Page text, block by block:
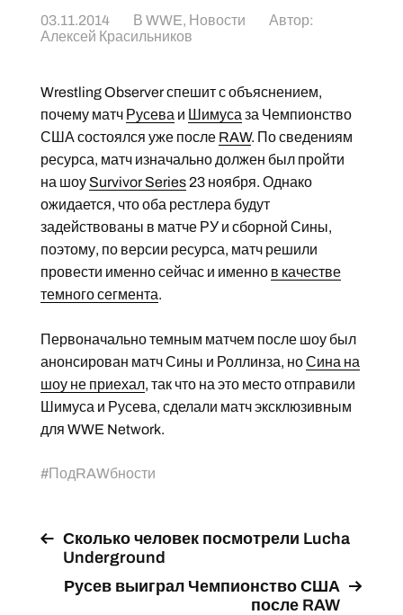
03.11.2014 В WWE, Новости
Автор:
Алексей Красильников
Wrestling Observer спешит с объяснением,
почему матч Русева и Шимуса за Чемпионство
США состоялся уже после RAW. По сведениям
ресурса, матч изначально должен был пройти
на шоу Survivor Series23 ноября. Однако
ожидается, что оба рестлера будут
задействованы в матче РУ и сборной Сины,
поэтому, по версии ресурса, матч решили
провести именно сейчас и именно в качестве
темного сегмента.
Первоначально темным матчем после шоу был
анонсирован матч Сины и Роллинза, ноСина на
шоу не приехал, так что на это место отправили
Шимуса и Русева, сделали матч эксклюзивным
для WWE Network.
#ПодRAWбности
Сколько человек посмотрели Lucha
Underground
Русев выиграл Чемпионство США
после RAW